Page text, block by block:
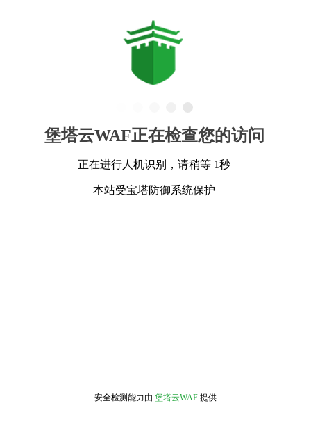
堡塔云WAF正在检查您的访问
正在进行人机识别，请稍等 1秒
本站受宝塔防御系统保护
安全检测能力由 堡塔云WAF 提供